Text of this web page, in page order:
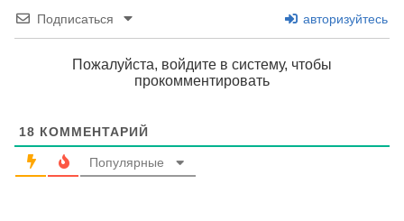
Подписаться авторизуйтесь
Пожалуйста, войдите в систему, чтобы
прокомментировать
18 КОММЕНТАРИЙ
Популярные